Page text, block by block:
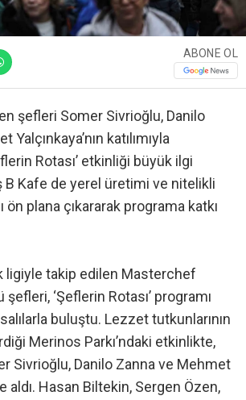
ABONE OL
şefleri Somer Sivrioğlu, Danilo
katılımıyla
Rotası’ etkinliği büyük ilgi
B Kafe de yerel üretimi ve nitelikli
ön plana çıkararak programa katkı
ligiyle takip edilen Masterchef
şefleri, ‘Şeflerin Rotası’ programı
buluştu. Lezzet tutkunlarının
Merinos Parkı’ndaki etkinlikte,
Sivrioğlu, Danilo Zanna ve Mehmet
aldı. Hasan Biltekin, Sergen Özen,